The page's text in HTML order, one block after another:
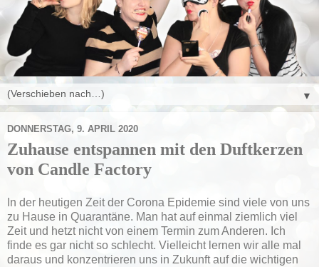
▼
DONNERSTAG, 9. APRIL 2020
Zuhause entspannen mit den Duftkerzen
von Candle Factory
In der heutigen Zeit der Corona Epidemie sind viele von uns
zu Hause in Quarantäne. Man hat auf einmal ziemlich viel
Zeit und hetzt nicht von einem Termin zum Anderen. Ich
finde es gar nicht so schlecht. Vielleicht lernen wir alle mal
daraus und konzentrieren uns in Zukunft auf die wichtigen